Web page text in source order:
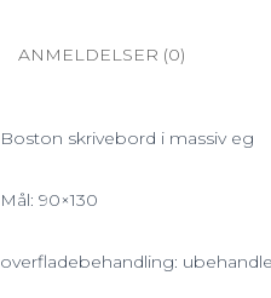
ANMELDELSER (0)
Boston skrivebord i massiv eg
Mål: 90×130
overfladebehandling: